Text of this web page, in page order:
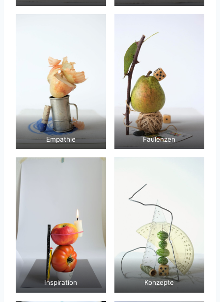
Empathie Faulenzen
Inspiration Konzepte